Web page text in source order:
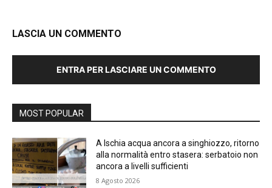
LASCIA UN COMMENTO
ENTRA PER LASCIARE UN COMMENTO
MOST POPULAR
A Ischia acqua ancora a singhiozzo, ritorno
alla normalità entro stasera: serbatoio non
ancora a livelli sufficienti
8 Agosto 2026